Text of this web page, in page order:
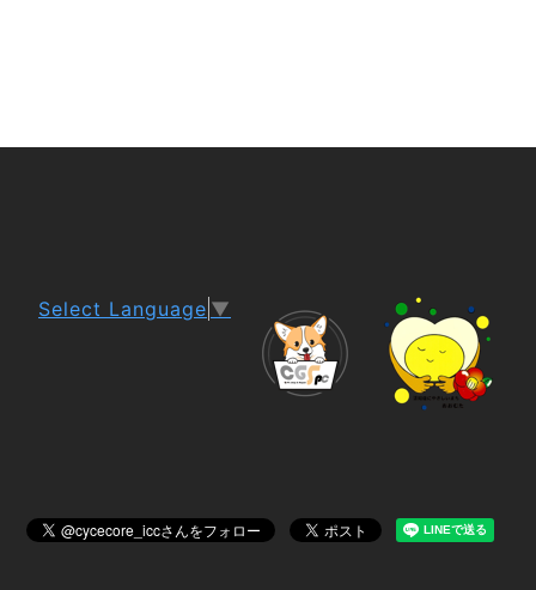
Select Language ▼